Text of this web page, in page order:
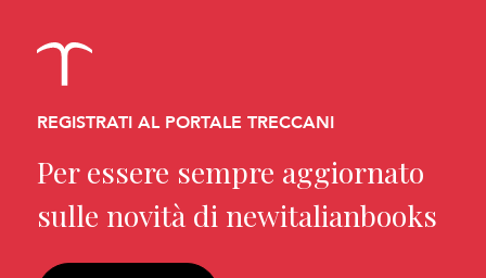
REGISTRATI AL PORTALE TRECCANI
Per essere sempre aggiornato
sulle novità di newitalianbooks